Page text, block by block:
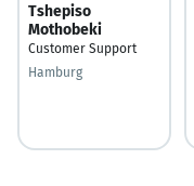
Tshepiso
Mothobeki
Customer Support
Hamburg